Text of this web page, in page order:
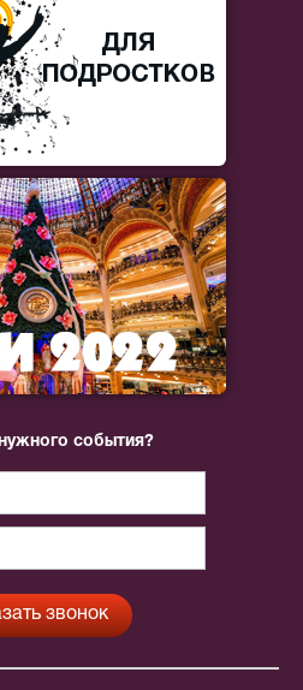
события?